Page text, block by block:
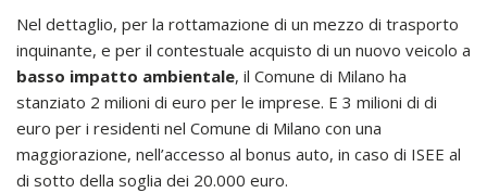
Nel dettaglio, per la rottamazione di un mezzo di trasporto
inquinante, e per il contestuale acquisto di un nuovo veicolo a
basso impatto ambientale, il Comune di Milano ha
stanziato 2 milioni di euro per le imprese. E 3 milioni di di
euro per i residenti nel Comune di Milano con una
maggiorazione, nell’accesso al bonus auto, in caso di ISEE al
di sotto della soglia dei 20.000 euro.